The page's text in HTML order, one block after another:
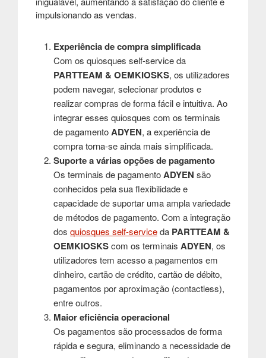
impulsionando as vendas.
Experiência de compra simplificada
Com os quiosques self-serviceda
PARTTEAM & OEMKIOSKS, os utilizadores
podem navegar, selecionar produtos e
realizar compras de forma fácil e intuitiva. Ao
integrar esses quiosques com os terminais
de pagamentoADYEN, a experiência de
compra torna-se ainda mais simplificada.
Suporte a várias opções de pagamento
Os terminais de pagamentoADYEN são
conhecidos pela sua flexibilidade e
capacidade de suportar uma ampla variedade
de métodos de pagamento. Com a integração
dos quiosques self-serviceda PARTTEAM &
OEMKIOSKScom os terminais ADYEN, os
utilizadores tem acesso a pagamentos em
dinheiro, cartão de crédito, cartão de débito,
pagamentos por aproximação (contactless),
entre outros.
Maior eficiência operacional
Os pagamentos são processados de forma
rápida e segura, eliminando a necessidade de